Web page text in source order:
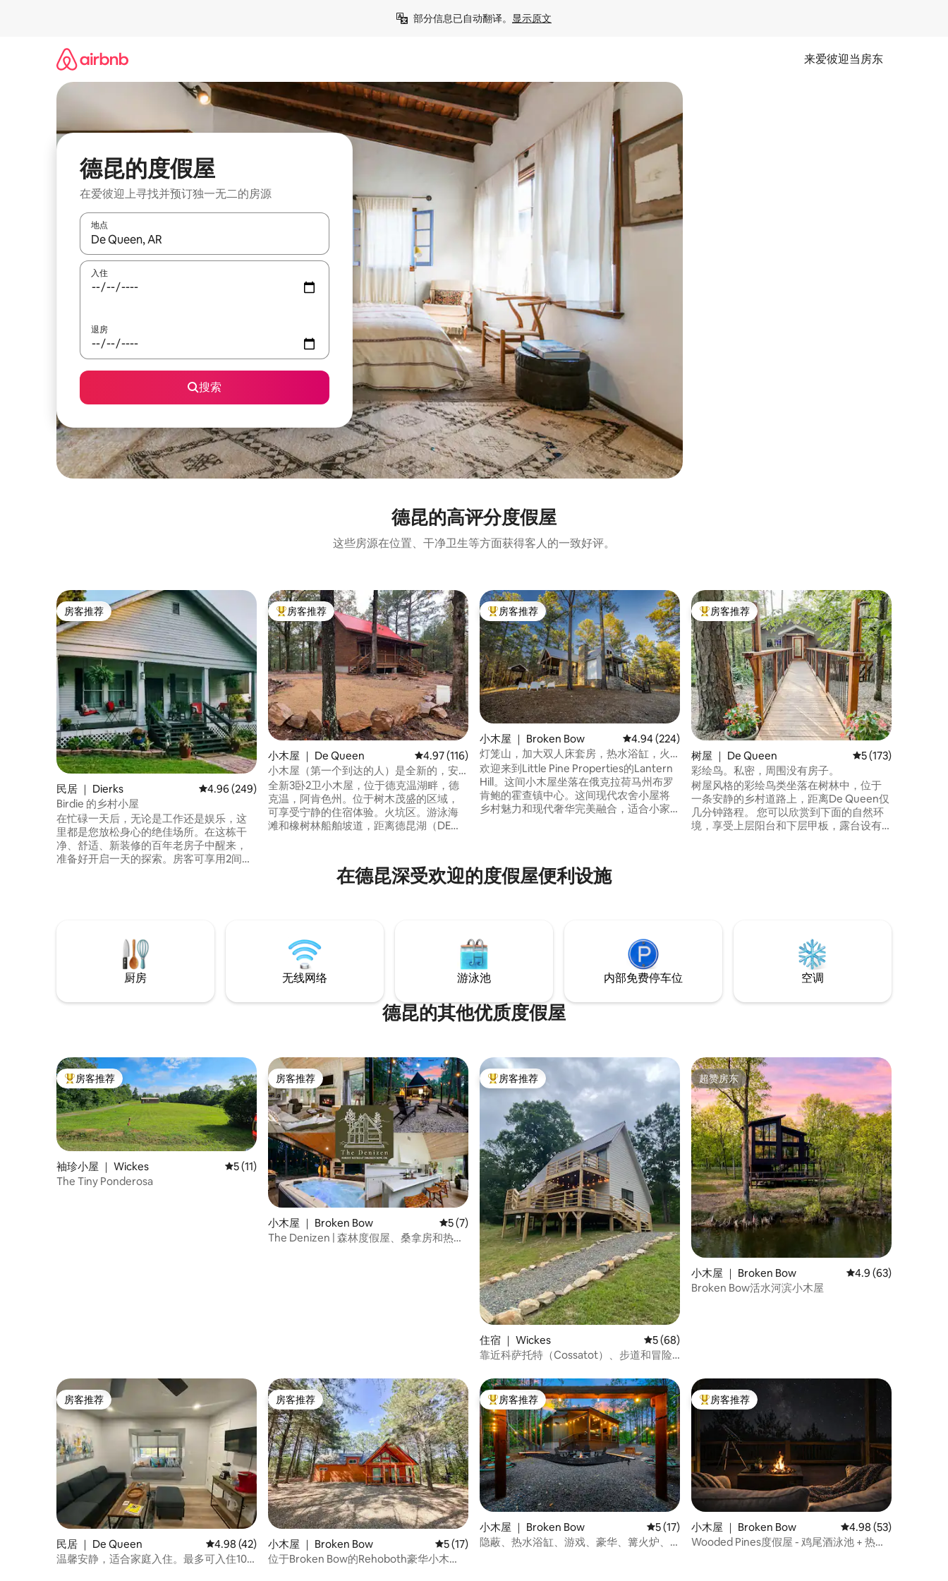
部分信息已自动翻译。 显示原文
来爱彼迎当房东
德昆的度假屋
在爱彼迎上寻找并预订独一无二的房源
地点
如有搜索结果，请使用上下方向键查看，或通过点击或滑动手势浏览。
入住
退房
搜索
德昆的高评分度假屋
这些房源在位置、干净卫生等方面获得客人的一致好评。
房客推荐
房客推荐
民居 ｜ Dierks 平均评分 4.96 分（满分 5 分），共 249 条评价
4.96 (249)
Birdie 的乡村小屋
在忙碌一天后，无论是工作还是娱乐，这
里都是您放松身心的绝佳场所。在这栋干
净、舒适、新装修的百年老房子中醒来，
准备好开启一天的探索。房客可享用2间独
林（Saline）、小密苏里河（Little
Missouri Rivers）和瓦奇塔国家森林
（Ouachita National Forest）仅几分钟车
热门「房客推荐」
房客推荐
小木屋 ｜ De Queen 平均评分 4.97 分（满分 5 分），共 116 条评价
4.97 (116)
小木屋（第一个到达的人）是全新的，安
静而祥和
全新3卧2卫小木屋，位于德克温湖畔，德
克温，阿肯色州。位于树木茂盛的区域，
可享受宁静的住宿体验。火坑区。游泳海
滩和橡树林船舶坡道，距离德昆湖（DE
里。公共狩猎场与房源相连。距离房源35
英里以内有2个高尔夫球场，还有
热门「房客推荐」
房客推荐
小木屋 ｜ Broken Bow 平均评分 4.94 分（满分 5 分），共 224 条评价
4.94 (224)
灯笼山，加大双人床套房，热水浴缸，火
坑
欢迎来到Little Pine Properties的Lantern
Hill。这间小木屋坐落在俄克拉荷马州布罗
肯鲍的霍查镇中心。这间现代农舍小屋将
乡村魅力和现代奢华完美融合，适合小家
协议。请签名以完成预订。**
热门「房客推荐」
房客推荐
树屋 ｜ De Queen 平均评分 5 分（满
5 (173)
彩绘鸟。私密，周围没有房子。
树屋风格的彩绘鸟类坐落在树林中，位于
一条安静的乡村道路上，距离De Queen仅
几分钟路程。 您可以欣赏到下面的自然环
境，享受上层阳台和下层甲板，露台设有
在德昆深受欢迎的度假屋便利设施
厨房 无线网络 游泳池 内部免费停车位 空调
德昆的其他优质度假屋
热门「房客推荐」
房客推荐
袖珍小屋 ｜ Wickes 平均评分 5 分（满分 5 分），共 11 条评价
5 (11)
The Tiny Ponderosa
房客推荐
房客推荐
小木屋 ｜ Broken Bow 平均评分 5 分（满分 5 分），共 7 条评价
5 (7)
The Denizen | 森林度假屋、桑拿房和热水
热门「房客推荐」
房客推荐
住宿 ｜ Wickes 平均评分 5 分（满分 5 分），共 68 条评价
5 (68)
靠近科萨托特（Cossatot）、步道和冒险
超赞房东
超赞房东
小木屋 ｜ Broken Bow 平均评分 4.9 分（满
4.9 (63)
Broken Bow活水河滨小木屋
房客推荐
房客推荐
民居 ｜ De Queen 平均评分 4.98 分（满分 5 分），共 42 条评价
4.98 (42)
温馨安静，适合家庭入住。最多可入住10
房客推荐
房客推荐
小木屋 ｜ Broken Bow 平均评分 5 分（满分 5 分），共 17 条评价
5 (17)
位于Broken Bow的Rehoboth豪华小木
热门「房客推荐」
房客推荐
小木屋 ｜ Broken Bow 平均评分 5 分（满分 5 分），共 17 条评价
5 (17)
隐蔽、热水浴缸、游戏、豪华、篝火炉、
热门「房客推荐」
房客推荐
小木屋 ｜ Broken Bow 平均评分 4.98 分（满
4.98 (53)
Wooded Pines度假屋 - 鸡尾酒泳池 + 热水